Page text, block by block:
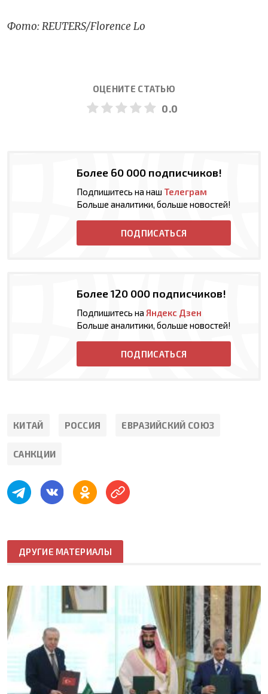
Фото: REUTERS/Florence Lo
ОЦЕНИТЕ СТАТЬЮ
0.0
Более 60 000 подписчиков!
Подпишитесь на наш Телеграм
Больше аналитики, больше новостей!
ПОДПИСАТЬСЯ
Более 120 000 подписчиков!
Подпишитесь на Яндекс Дзен
Больше аналитики, больше новостей!
ПОДПИСАТЬСЯ
КИТАЙ РОССИЯ ЕВРАЗИЙСКИЙ СОЮЗ
САНКЦИИ
ДРУГИЕ МАТЕРИАЛЫ